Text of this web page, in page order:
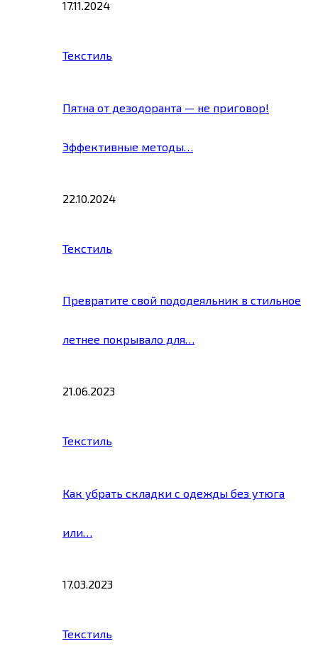
17.11.2024
Текстиль
Пятна от дезодоранта — не приговор!
Эффективные методы…
22.10.2024
Текстиль
Превратите свой пододеяльник в стильное
летнее покрывало для…
21.06.2023
Текстиль
Как убрать складки с одежды без утюга
или…
17.03.2023
Текстиль